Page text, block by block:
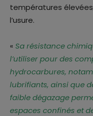
températures
l’usure.
« Sa résistance
l’utiliser pour des
hydrocarbures,
lubrifiants, ainsi que
faible dégazage
espaces confinés et